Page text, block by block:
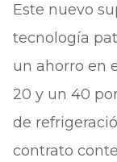
Este nuevo
tecnología
un ahorro en
20 y un 40
de
contrato